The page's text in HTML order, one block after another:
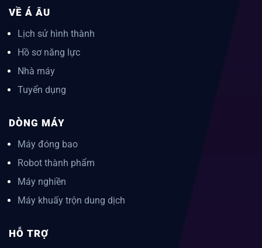
VỀ Á ÂU
Lịch sử hình thành
Hồ sơ năng lực
Nhà máy
Tuyển dụng
DÒNG MÁY
Máy đóng bao
Robot thành phẩm
Máy nghiền
Máy khuấy trộn dung dịch
HỖ TRỢ